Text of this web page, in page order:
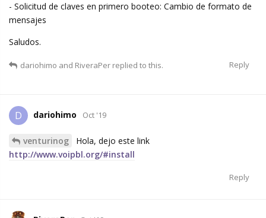
- Solicitud de claves en primero booteo: Cambio de formato de
mensajes
Saludos.
Reply
dariohimo and RiveraPer replied to this.
D dariohimo Oct '19
venturinog
Hola, dejo este link
http://www.voipbl.org/#install
Reply